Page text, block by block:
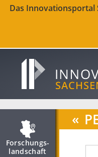
Das Innovationsportal
Forschungs­
landschaft
«